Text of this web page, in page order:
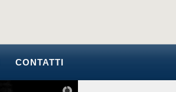
CONTATTI